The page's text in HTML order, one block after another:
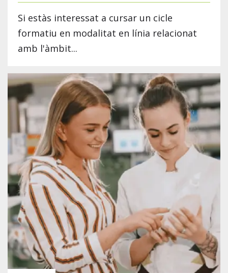
Si estàs interessat a cursar un cicle
formatiu en modalitat en línia relacionat
amb l'àmbit...